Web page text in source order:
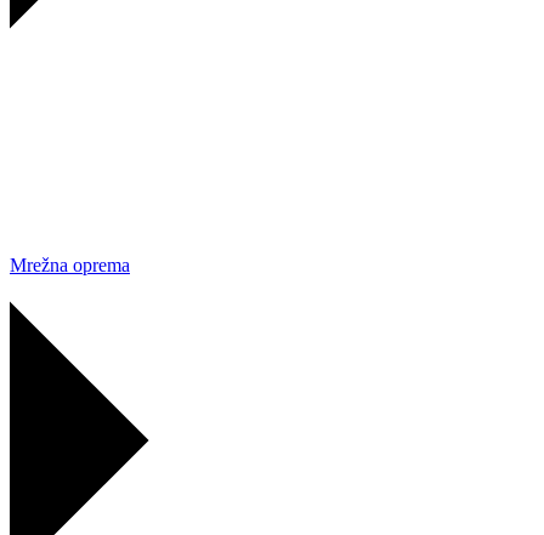
Mrežna oprema